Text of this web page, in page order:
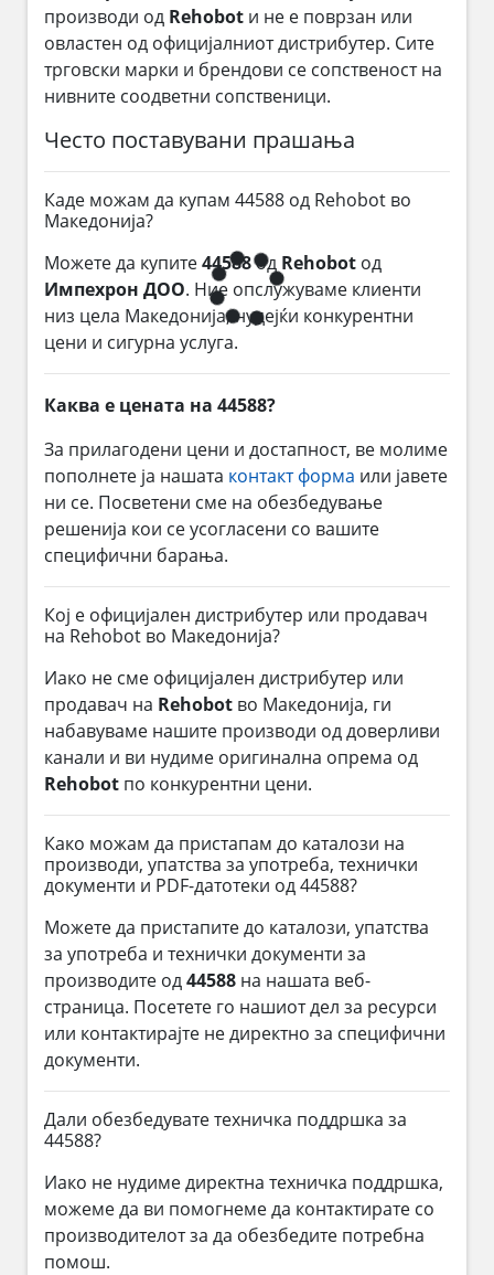
производи од Rehobot и не е поврзан или
овластен од официјалниот дистрибутер. Сите
трговски марки и брендови се сопственост на
нивните соодветни сопственици.
Често поставувани прашања
Каде можам да купам 44588 од Rehobot во
Македонија?
Можете да купите44588од Rehobot од
Импехрон ДОО. Ние опслужуваме клиенти
низ цела Македонија, нудејќи конкурентни
цени и сигурна услуга.
Каква е цената на 44588?
За прилагодени цени и достапност, ве молиме
пополнете ја нашата контакт форма или јавете
ни се. Посветени сме на обезбедување
решенија кои се усогласени со вашите
специфични барања.
Кој е официјален дистрибутер или продавач
на Rehobot во Македонија?
Иако не сме официјален дистрибутер или
продавач на Rehobot во Македонија, ги
набавуваме нашите производи од доверливи
канали и ви нудиме оригинална опрема од
Rehobot по конкурентни цени.
Како можам да пристапам до каталози на
производи, упатства за употреба, технички
документи и PDF-датотеки од 44588?
Можете да пристапите до каталози, упатства
за употреба и технички документи за
производите од44588 на нашата веб-
страница. Посетете го нашиот дел за ресурси
или контактирајте не директно за специфични
документи.
Дали обезбедувате техничка поддршка за
44588?
Иако не нудиме директна техничка поддршка,
можеме да ви помогнеме да контактирате со
производителот за да обезбедите потребна
помош.